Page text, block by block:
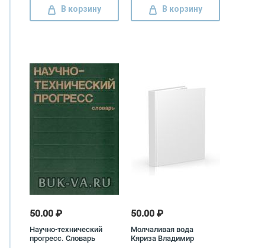
В корзину В корзину
50.00 ₽
Научно-технический
прогресс. Словарь
50.00 ₽
Молчаливая вода
Кяриза Владимир